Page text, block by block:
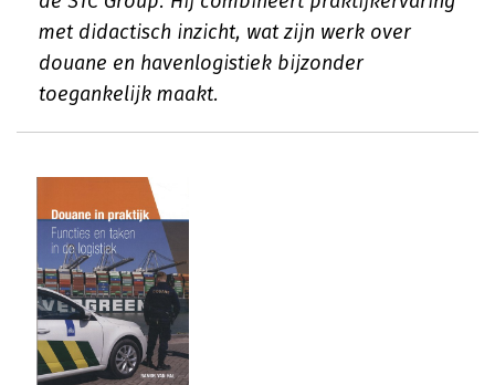
met didactisch inzicht, wat zijn werk over
douane en havenlogistiek bijzonder
toegankelijk maakt.